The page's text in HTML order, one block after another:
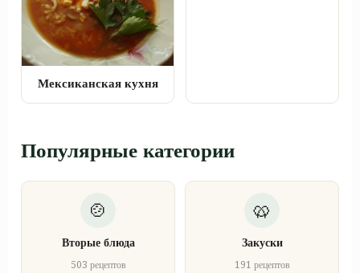
Мексиканская кухня
Популярные категории
Вторые блюда
503 рецептов
Закуски
191 рецептов